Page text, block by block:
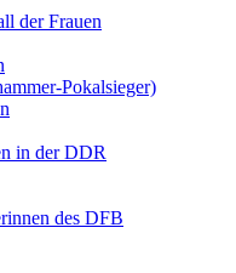
der Frauen
Pokalsieger)
in der DDR
des DFB